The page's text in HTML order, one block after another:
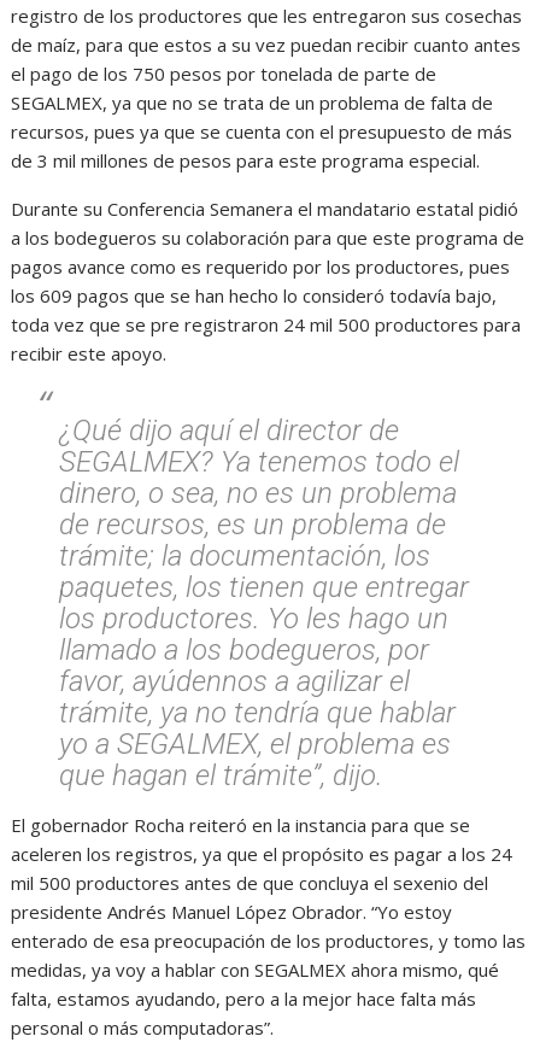
registro de los productores que les entregaron sus cosechas
de maíz, para que estos a su vez puedan recibir cuanto antes
el pago de los 750 pesos por tonelada de parte de
SEGALMEX, ya que no se trata de un problema de falta de
recursos, pues ya que se cuenta con el presupuesto de más
de 3 mil millones de pesos para este programa especial.
Durante su Conferencia Semanera el mandatario estatal pidió
a los bodegueros su colaboración para que este programa de
pagos avance como es requerido por los productores, pues
los 609 pagos que se han hecho lo consideró todavía bajo,
toda vez que se pre registraron 24 mil 500 productores para
recibir este apoyo.
¿Qué dijo aquí el director de
SEGALMEX? Ya tenemos todo el
dinero, o sea, no es un problema
de recursos, es un problema de
trámite; la documentación, los
paquetes, los tienen que entregar
los productores. Yo les hago un
llamado a los bodegueros, por
favor, ayúdennos a agilizar el
trámite, ya no tendría que hablar
yo a SEGALMEX, el problema es
que hagan el trámite”, dijo.
El gobernador Rocha reiteró en la instancia para que se
aceleren los registros, ya que el propósito es pagar a los 24
mil 500 productores antes de que concluya el sexenio del
presidente Andrés Manuel López Obrador. “Yo estoy
enterado de esa preocupación de los productores, y tomo las
medidas, ya voy a hablar con SEGALMEX ahora mismo, qué
falta, estamos ayudando, pero a la mejor hace falta más
personal o más computadoras”.